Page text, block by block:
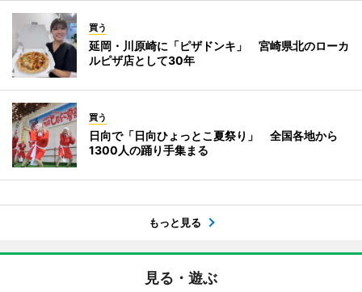
買う
延岡・川原崎に「ピザドンキ」 宮崎県北のローカ
ルピザ店として30年
買う
日向で「日向ひょっとこ夏祭り」 全国各地から
1300人の踊り手集まる
もっと見る
見る・遊ぶ